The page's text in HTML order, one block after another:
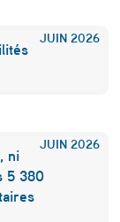
JUIN 2026
JUIN 2026
ni
5 380